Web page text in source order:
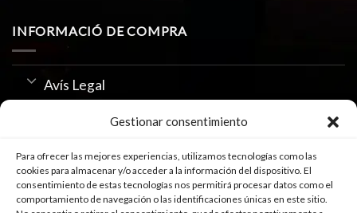
Gestionar consentimiento
Para ofrecer las mejores experiencias, utilizamos tecnologías como las
cookies para almacenar y/o acceder a la información del dispositivo. El
consentimiento de estas tecnologías nos permitirá procesar datos como el
comportamiento de navegación o las identificaciones únicas en este sitio.
INFORMACIÓ DE COMPRA
Avís Legal
Política de Privacitat
Us de Cookies
SEGUEIX-NOS A